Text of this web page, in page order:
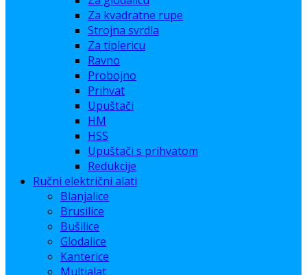
Za kvadratne rupe
Strojna svrdla
Za tiplericu
Ravno
Probojno
Prihvat
Upuštači
HM
HSS
Upuštači s prihvatom
Redukcije
Ručni električni alati
Blanjalice
Brusilice
Bušilice
Glodalice
Kanterice
Multialat